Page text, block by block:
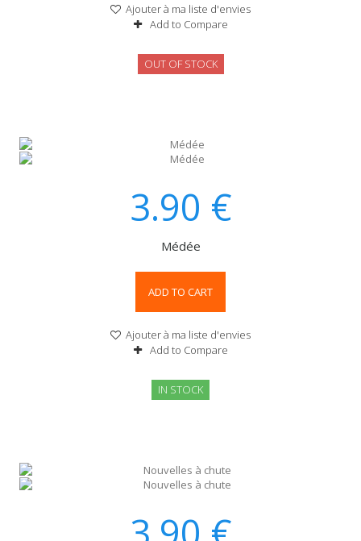
Ajouter à ma liste d'envies
Add to Compare
OUT OF STOCK
3.90 €
Médée
ADD TO CART
Ajouter à ma liste d'envies
Add to Compare
IN STOCK